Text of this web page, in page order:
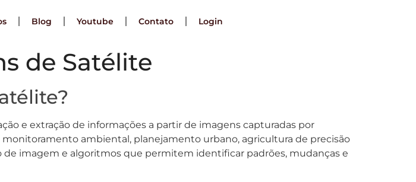
Blog Youtube Contato Login
de Satélite
e extração de informações a partir de imagens capturadas por
monitoramento ambiental, planejamento urbano, agricultura de precisão
imagem e algoritmos que permitem identificar padrões, mudanças e